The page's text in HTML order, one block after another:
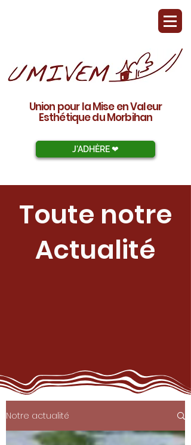
Union pour la Mise en Valeur
Esthétique du Morbihan
J'ADHÈRE ❤︎
Toute notre
Actualité
Notre actualité